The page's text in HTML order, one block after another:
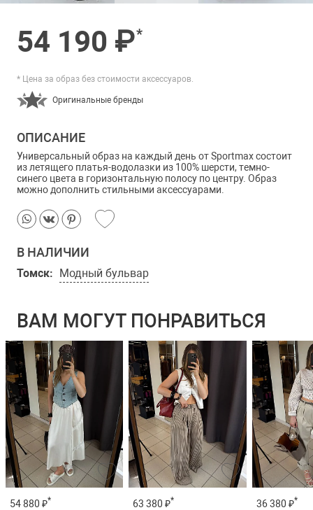
54 190 ₽*
* Цена за образ без стоимости аксессуаров.
Оригинальные бренды
ОПИСАНИЕ
Универсальный образ на каждый день от Sportmax состоит
из летящего платья-водолазки из 100% шерсти, темно-
синего цвета в горизонтальную полосу по центру. Образ
можно дополнить стильными аксессуарами.
В НАЛИЧИИ
Томск: Модный бульвар
ВАМ МОГУТ ПОНРАВИТЬСЯ
54 880 ₽* 63 380 ₽* 36 380 ₽*